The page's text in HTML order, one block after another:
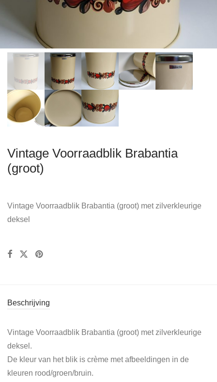
Vintage Voorraadblik Brabantia
(groot)
Vintage Voorraadblik Brabantia (groot) met zilverkleurige
deksel
Beschrijving
Vintage Voorraadblik Brabantia (groot) met zilverkleurige
deksel.
De kleur van het blik is crème met afbeeldingen in de
kleuren rood/groen/bruin.